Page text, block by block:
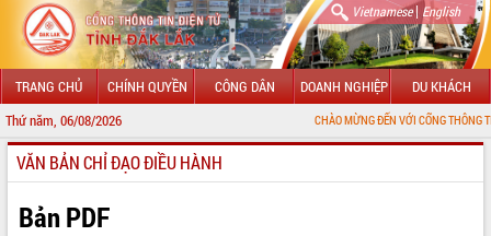
Vietnamese| English
TRANG CHỦ CHÍNH QUYỀN CÔNG DÂN DOANH NGHIỆP DU KHÁCH
Thứ năm, 06/08/2026 CHÀO MỪNG ĐẾN VỚI CỔNG THÔNG TIN ĐIỆN
GIỚI THIỆU
LÃNH ĐẠO UBND TỈNH
VĂN BẢN CHỈ ĐẠO ĐIỀU HÀNH
Bản PDF